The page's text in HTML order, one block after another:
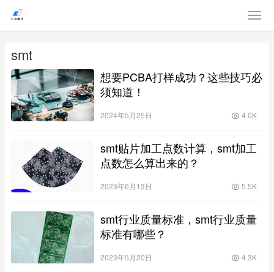
smt
想要PCBA打样成功？这些技巧必
须知道！
2024年5月25日 4.0K
smt贴片加工点数计算，smt加工
点数怎么算出来的？
2023年6月13日 5.5K
smt行业质量标准，smt行业质量
标准有哪些？
2023年5月20日 4.3K